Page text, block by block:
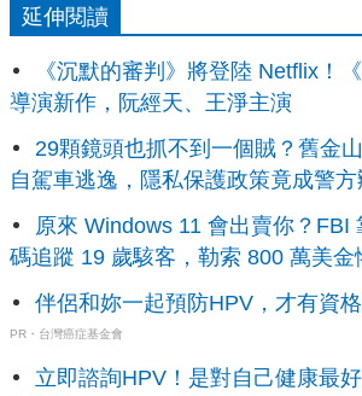
延伸閱讀
《沉默的審判》將登陸 Netflix！
導演新作，阮經天、王淨主演
29顆鏡頭也抓不到一個賊？舊金
自駕車逃逸，隱私保護政策竟成警
原來 Windows 11 會出賣你？FBI
碼追蹤 19 歲駭客，勒索 800 萬美金
伴侶和妳一起預防HPV，才有資格
PR・台灣癌症基金會
立即諮詢HPV！是對自己健康最